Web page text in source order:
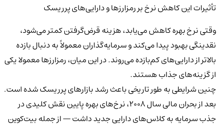
تأثیرات این کاهش نرخ بر رمزارزها و دارایی‌های پرریسک
وقتی نرخ بهره کاهش می‌یابد، هزینه قرض‌گرفتن کمتر می‌شود،
نقدینگی بهبود پیدا می‌کند و سرمایه‌گذاران معمولاً به دنبال بازده
بالاتر از دارایی‌های کم‌بازده می‌روند. در این میان، رمزارزها معمولا یکی
از گزینه‌های جذاب هستند.
چنین شرایطی به طور تاریخی باعث رشد بازارهای پرریسک شده است.
بعد از بحران مالی سال ۲۰۰۸، نرخ‌های بهره پایین نقش کلیدی در
جذب سرمایه به کلاس‌های دارایی جدید داشت — از جمله بیت‌کوین